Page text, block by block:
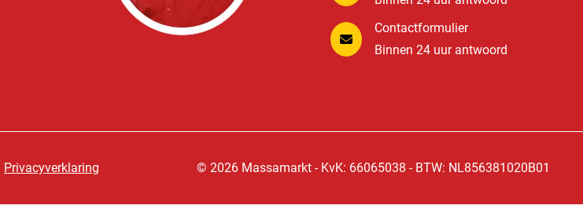
Contactformulier
Binnen 24 uur antwoord
Privacyverklaring © 2026 Massamarkt - KvK: 66065038 - BTW: NL856381020B01